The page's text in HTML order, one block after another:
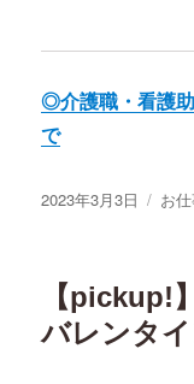
◎介護職・看護
で
投
2023年3月3日
カ
ー
お
【pickup!
バレンタ